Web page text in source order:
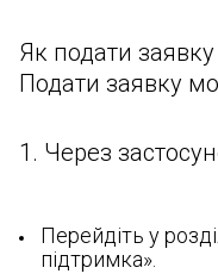
Як подати заявку
Подати заявку
1. Через
Перейдіть у
підтримка».